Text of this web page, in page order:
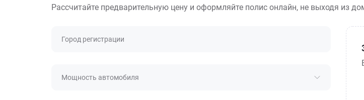
Рассчитайте предварительную цену и оформляйте полис онлайн, не выходя из
Город регистрации
Мощность автомобиля